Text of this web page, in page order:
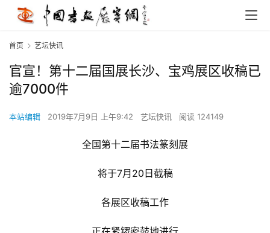
首页 艺坛快讯
官宣！第十二届国展长沙、宝鸡展区收稿已
逾7000件
本站编辑 2019年7月9日 上午9:42 艺坛快讯 阅读 124149
全国第十二届书法篆刻展
将于7月20日截稿
各展区收稿工作